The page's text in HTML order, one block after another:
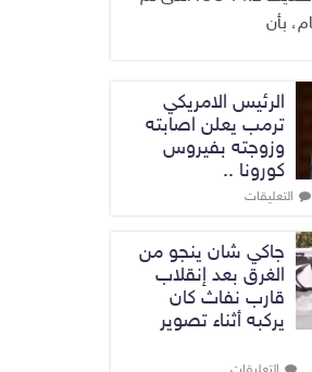
بأن
الرئيس الامريكي
ترمب يعلن اصابته
وزوجته بفيروس
كورونا ..
التعليقات
جاكي شان ينجو من
الغرق بعد إنقلاب
قارب نفاث كان
يركبه أثناء تصوير